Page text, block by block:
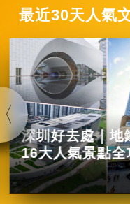
最近30天人氣
深圳好去處｜地
16大人氣景點全